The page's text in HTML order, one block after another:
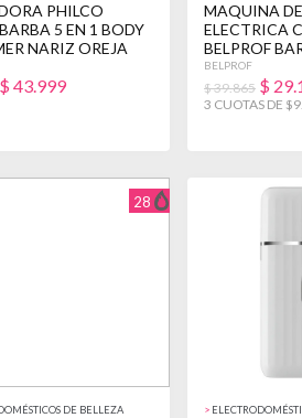
PHILCO
5 EN 1 BODY
NARIZ OREJA
$ 43.999
MAQUINA
ELECTRICA
BELPROF
BELPROF
$ 39.865 $
3 CUOTAS DE
28
DE BELLEZA >